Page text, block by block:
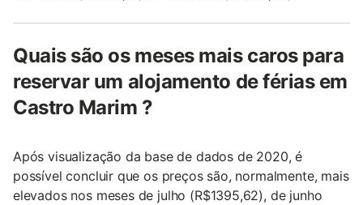
Quais são os meses mais caros para
reservar um alojamento de férias em
Castro Marim ?
Após visualização da base de dados de 2020, é
possível concluir que os preços são, normalmente, mais
elevados nos meses de julho (R$1395,62), de junho